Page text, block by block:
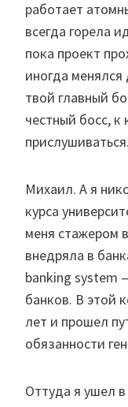
работает
всегда горела
пока проект
иногда менялся
твой главный
честный босс,
прислушиваться.
Михаил. А я
курса
меня стажером
внедряла в
banking system
банков. В этой
лет и прошел
обязанности
Оттуда я ушел